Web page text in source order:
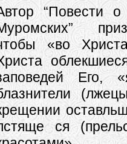
“Повести
«во
Его,
ся